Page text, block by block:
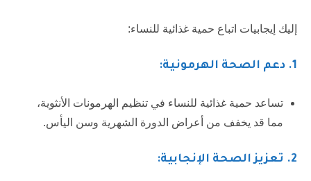
إليك إيجابيات اتباع حمية غذائية للنساء:
1. دعم الصحة الهرمونية:
تساعد حمية غذائية للنساء في تنظيم الهرمونات الأنثوية،
مما قد يخفف من أعراض الدورة الشهرية وسن اليأس.
2. تعزيز الصحة الإنجابية: